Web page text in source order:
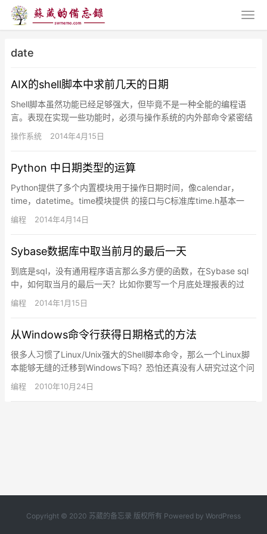
date
AIX的shell脚本中求前几天的日期
Shell脚本虽然功能已经足够强大，但毕竟不是一种全能的编程语
言。表现在实现一些功能时，必须与操作系统的内外部命令紧密结
合才能完成。Shell脚本中想要取得前几天的日期的话，由于存…
操作系统 2014年4月15日
Python 中日期类型的运算
Python提供了多个内置模块用于操作日期时间，像calendar，
time，datetime。time模块提供 的接口与C标准库time.h基本一
致。相比于time模块，date…
编程 2014年4月14日
Sybase数据库中取当前月的最后一天
到底是sql，没有通用程序语言那么多方便的函数，在Sybase sql
中，如何取当月的最后一天？比如你要写一个月底处理报表的过
程，需要获取本月月末的日期，但月末有可能是28、29、…
编程 2014年1月15日
从Windows命令行获得日期格式的方法
很多人习惯了Linux/Unix强大的Shell脚本命令，那么一个Linux脚
本能够无缝的迁移到Windows下吗？恐怕还真没有人研究过这个问
题。从最初的DOS系统command….
编程 2010年10月24日
Copyright © 2020 苏葳的备忘录 版权所有 Powered by WordPress